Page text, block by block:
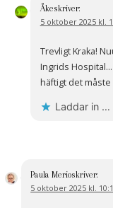
Åkeskriver:
5 oktober 2025 kl.
Trevligt Kraka!
Ingrids
häftigt det måste
Laddar in …
Paula Merioskriver:
5 oktober 2025 kl.